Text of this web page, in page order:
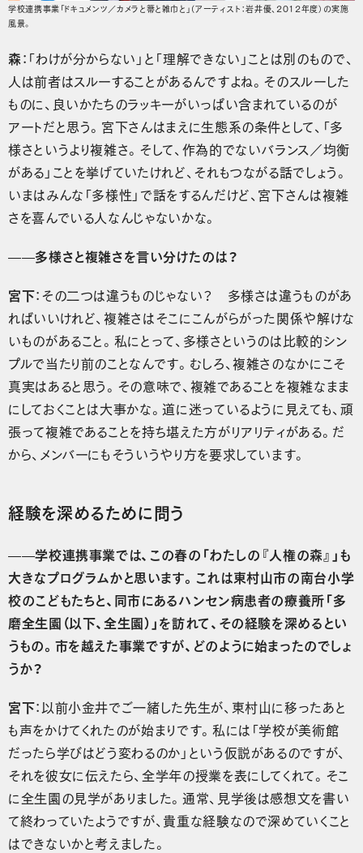
学校連携事業「ドキュメンツ／カメラと箒と雑巾と」（アーティスト：岩井優、2012年度）の実施
風景。
森：「わけが分からない」と「理解できない」ことは別のもので、
人は前者はスルーすることがあるんですよね。そのスルーした
ものに、良いかたちのラッキーがいっぱい含まれているのが
アートだと思う。宮下さんはまえに生態系の条件として、「多
様さというより複雑さ。そして、作為的でないバランス／均衡
がある」ことを挙げていたけれど、それもつながる話でしょう。
いまはみんな「多様性」で話をするんだけど、宮下さんは複雑
さを喜んでいる人なんじゃないかな。
——多様さと複雑さを言い分けたのは？
宮下：その二つは違うものじゃない？ 多様さは違うものがあ
ればいいけれど、複雑さはそこにこんがらがった関係や解けな
いものがあること。私にとって、多様さというのは比較的シン
プルで当たり前のことなんです。むしろ、複雑さのなかにこそ
真実はあると思う。その意味で、複雑であることを複雑なまま
にしておくことは大事かな。道に迷っているように見えても、頑
張って複雑であることを持ち堪えた方がリアリティがある。だ
から、メンバーにもそういうやり方を要求しています。
経験を深めるために問う
——学校連携事業では、この春の「わたしの『人権の森』」も
大きなプログラムかと思います。これは東村山市の南台小学
校のこどもたちと、同市にあるハンセン病患者の療養所「多
磨全生園（以下、全生園）」を訪れて、その経験を深めるとい
うもの。市を越えた事業ですが、どのように始まったのでしょ
うか？
宮下：以前小金井でご一緒した先生が、東村山に移ったあと
も声をかけてくれたのが始まりです。私には「学校が美術館
だったら学びはどう変わるのか」という仮説があるのですが、
それを彼女に伝えたら、全学年の授業を表にしてくれて。そこ
に全生園の見学がありました。通常、見学後は感想文を書い
て終わっていたようですが、貴重な経験なので深めていくこと
はできないかと考えました。